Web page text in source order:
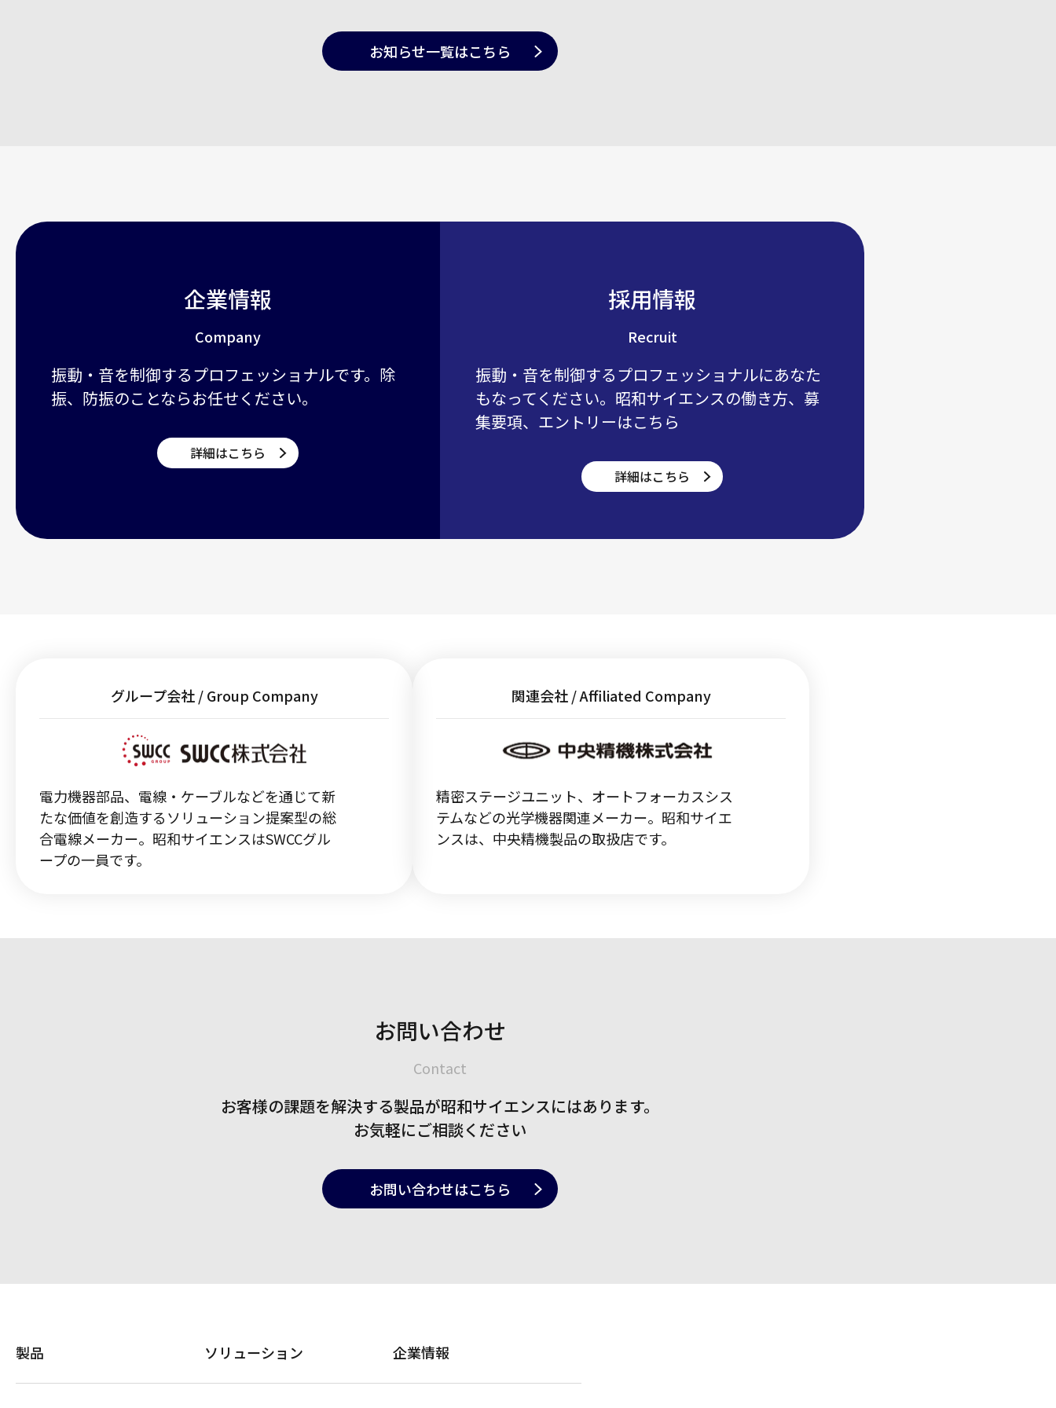
お知らせ一覧はこちら
企業情報
Company
振動・音を制御するプロフェッショナルです。除
振、防振のことならお任せください。
詳細はこちら
採用情報
Recruit
振動・音を制御するプロフェッショナルにあなた
もなってください。昭和サイエンスの働き方、募
集要項、エントリーはこちら
詳細はこちら
グループ会社 / Group Company
電力機器部品、電線・ケーブルなどを通じて新
たな価値を創造するソリューション提案型の総
合電線メーカー。昭和サイエンスはSWCCグル
ープの一員です。
関連会社 / Affiliated Company
精密ステージユニット、オートフォーカスシス
テムなどの光学機器関連メーカー。昭和サイエ
ンスは、中央精機製品の取扱店です。
お問い合わせ
Contact
お客様の課題を解決する製品が昭和サイエンスにはあります。
お気軽にご相談ください
お問い合わせはこちら
製品 ソリューション 企業情報